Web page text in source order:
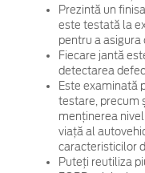
Prezintă un
este testată la
pentru a asigura
Fiecare jantă
detectarea
Este examinată
testare, precum
menținerea
viață al
caracteristicilor
Puteți reutiliza